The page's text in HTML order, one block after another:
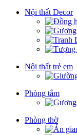
Nội thất Decor
Nội thất trẻ em
Phòng tắm
Phòng thờ